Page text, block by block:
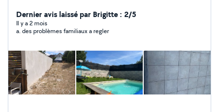
réparation auto tonte pelouse taille haie ménage pose
fenêtre ext .. à la demande du client
Dernier avis laissé par Brigitte : 2/5
Il y a 2 mois
a. des problèmes familiaux a regler